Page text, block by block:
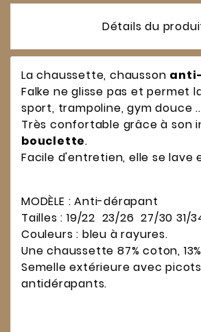
Détails du
La chaussette, chausson
Falke ne glisse pas et permet
sport, trampoline, gym douce
Très confortable grâce à son
bouclette.
Facile d'entretien, elle se lave
MODÈLE : Anti-dérapant
Tailles : 19/22 23/26 27/30 31/
Couleurs : bleu à rayures.
Une chaussette 87% coton,
Semelle extérieure avec picots
antidérapants.